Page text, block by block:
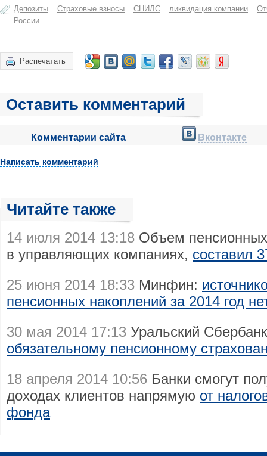
Депозиты Страховые взносы СНИЛС ликвидация компании
России
Распечатать
Оставить комментарий
Комментарии сайта Вконтакте
Написать комментарий
Читайте также
14 июля 2014 13:18 Объем
в управляющих компаниях, составил
25 июня 2014 18:33 Минфин:
пенсионных накоплений за 2014 год
30 мая 2014 17:13 Уральский
обязательному пенсионному
18 апреля 2014 10:56 Банки смогут
доходах клиентов напрямую от
фонда